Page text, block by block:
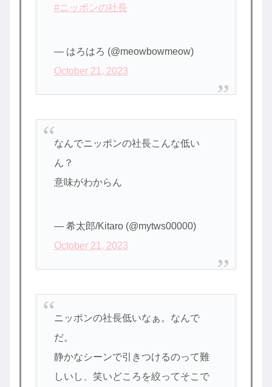
#ニッポンの社長
— はろはろ (@meowbowmeow)
October 21, 2023
なんでニッポンの社長こんな低い
ん？
意味がわからん
— 希太郎/Kitaro (@mytws00000)
October 21, 2023
ニッポンの社長低いなぁ。なんで
だ。
静かなシーンで引きつけるのって難
しいし、笑いどころを絞ってそこで